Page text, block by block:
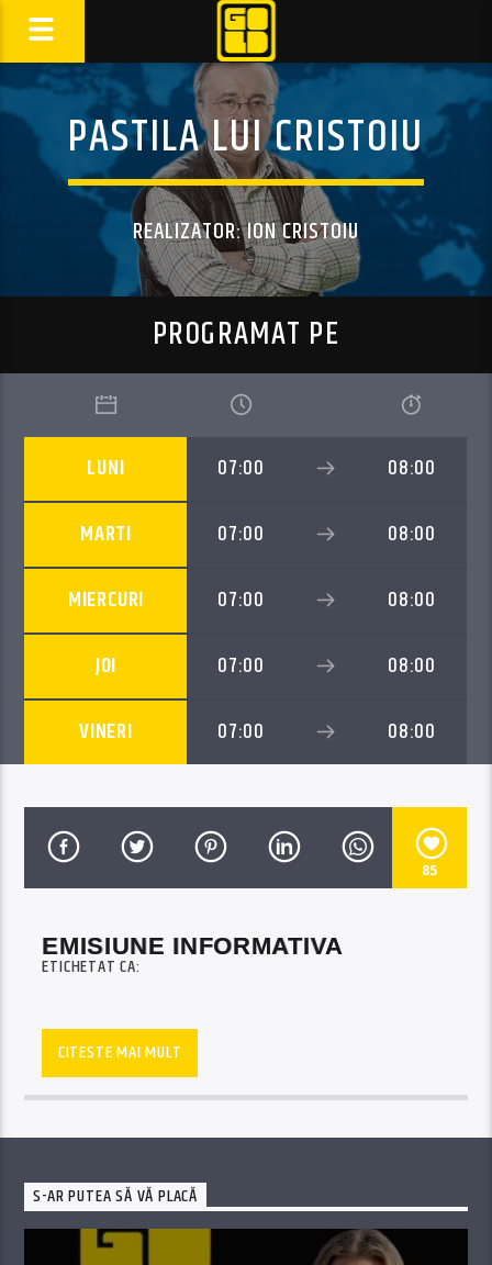
PASTILA LUI CRISTOIU
REALIZATOR: ION CRISTOIU
PROGRAMAT PE
LUNI 07:00 08:00
MARTI 07:00 08:00
MIERCURI 07:00 08:00
JOI 07:00 08:00
VINERI 07:00 08:00
85
EMISIUNE INFORMATIVA
ETICHETAT CA:
CITESTE MAI MULT
S-AR PUTEA SĂ VĂ PLACĂ